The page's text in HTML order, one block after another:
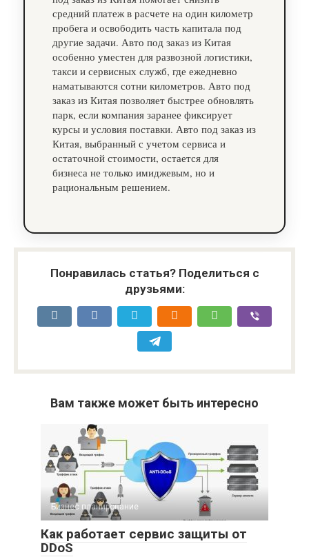
средний платеж в расчете на один километр
пробега и освободить часть капитала под
другие задачи. Авто под заказ из Китая
особенно уместен для развозной логистики,
такси и сервисных служб, где ежедневно
наматываются сотни километров. Авто под
заказ из Китая позволяет быстрее обновлять
парк, если компания заранее фиксирует
курсы и условия поставки. Авто под заказ из
Китая, выбранный с учетом сервиса и
остаточной стоимости, остается для
бизнеса не только имиджевым, но и
рациональным решением.
Понравилась статья? Поделиться с
друзьями:
Вам также может быть интересно
Бизнес планирование
Как работает сервис защиты от
DDoS